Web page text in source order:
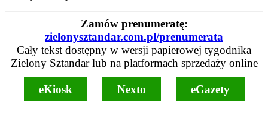
Zamów prenumeratę:
zielonysztandar.com.pl/prenumerata
Cały tekst dostępny w wersji papierowej tygodnika
Zielony Sztandar lub na platformach sprzedaży online
eKiosk Nexto eGazety